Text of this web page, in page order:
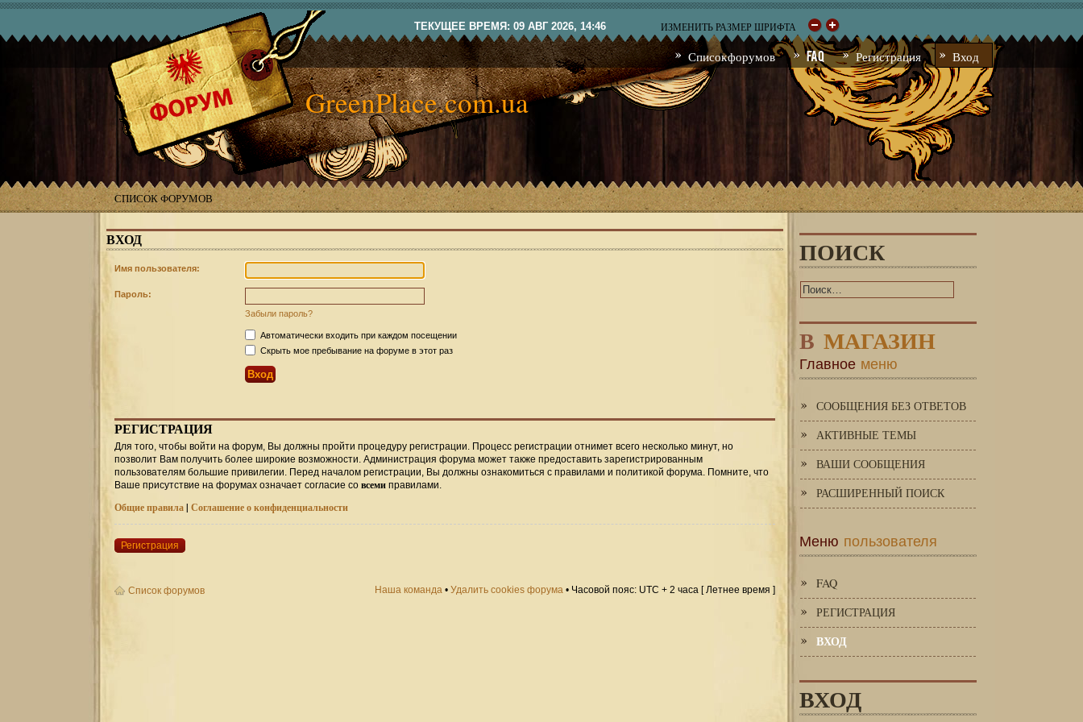
ТЕКУЩЕЕ ВРЕМЯ: 09 АВГ 2026, 14:46 ИЗМЕНИТЬ РАЗМЕР ШРИФТА
Список форумов FAQ Регистрация Вход
GreenPlace.com.ua
СПИСОК ФОРУМОВ
ВХОД
Имя пользователя:
Пароль:
Забыли пароль?
Автоматически входить при каждом посещении
Скрыть мое пребывание на форуме в этот раз
РЕГИСТРАЦИЯ
Для того, чтобы войти на форум, Вы должны пройти процедуру регистрации. Процесс регистрации отнимет всего несколько минут, но
позволит Вам получить более широкие возможности. Администрация форума может также предоставить зарегистрированным
пользователям большие привилегии. Перед началом регистрации, Вы должны ознакомиться с правилами и политикой форума. Помните, что
Ваше присутствие на форумах означает согласие со всеми правилами.
Общие правила| Соглашение о конфиденциальности
Регистрация
Список форумов Наша команда • Удалить cookies форума • Часовой пояс: UTC + 2 часа [ Летнее время ]
ПОИСК
В МАГАЗИН
Главное меню
СООБЩЕНИЯ БЕЗ ОТВЕТОВ
АКТИВНЫЕ ТЕМЫ
ВАШИ СООБЩЕНИЯ
РАСШИРЕННЫЙ ПОИСК
Меню пользователя
FAQ
РЕГИСТРАЦИЯ
ВХОД
ВХОД